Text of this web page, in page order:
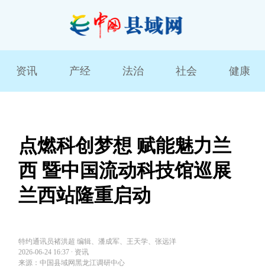
资讯 产经 法治 社会 健康
点燃科创梦想 赋能魅力兰
西 暨中国流动科技馆巡展
兰西站隆重启动
特约通讯员褚洪超 编辑、潘成军、王天学、张远洋
2026-06-24 16:37 ∙ 资讯
来源：中国县域网黑龙江调研中心